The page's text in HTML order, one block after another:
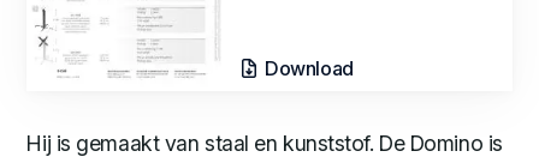
Download
Hij is gemaakt van staal en kunststof. De Domino is